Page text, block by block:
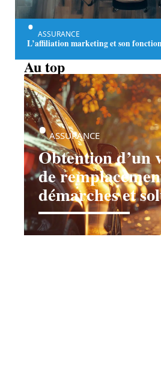
ASSURANCE
L’affiliation marketing et son
Au top
Obtention d’un
de
démarches et
ASSURANCE